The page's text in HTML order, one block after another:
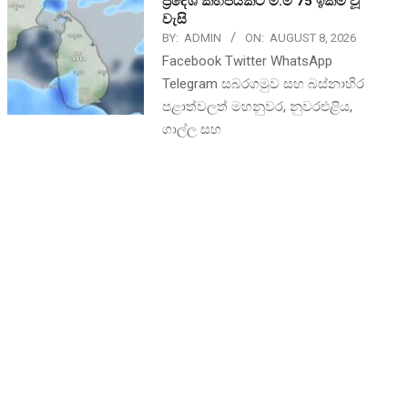
වැසි
BY: ADMIN ON: AUGUST 8, 2026
Facebook Twitter WhatsApp
Telegram සබරගමුව සහ බස්නාහිර
පළාත්වලත් මහනුවර, නුවරඑළිය,
ගාල්ල සහ